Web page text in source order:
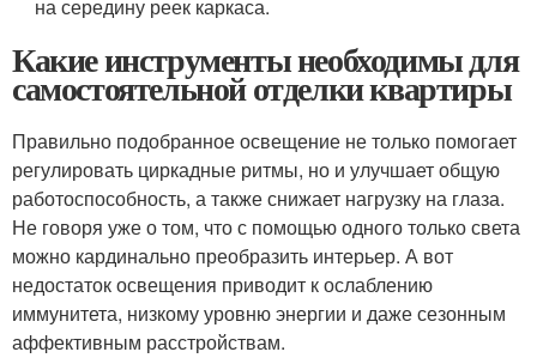
на середину реек каркаса.
Какие инструменты необходимы для
самостоятельной отделки квартиры
Правильно подобранное освещение не только помогает
регулировать циркадные ритмы, но и улучшает общую
работоспособность, а также снижает нагрузку на глаза.
Не говоря уже о том, что с помощью одного только света
можно кардинально преобразить интерьер. А вот
недостаток освещения приводит к ослаблению
иммунитета, низкому уровню энергии и даже сезонным
аффективным расстройствам.